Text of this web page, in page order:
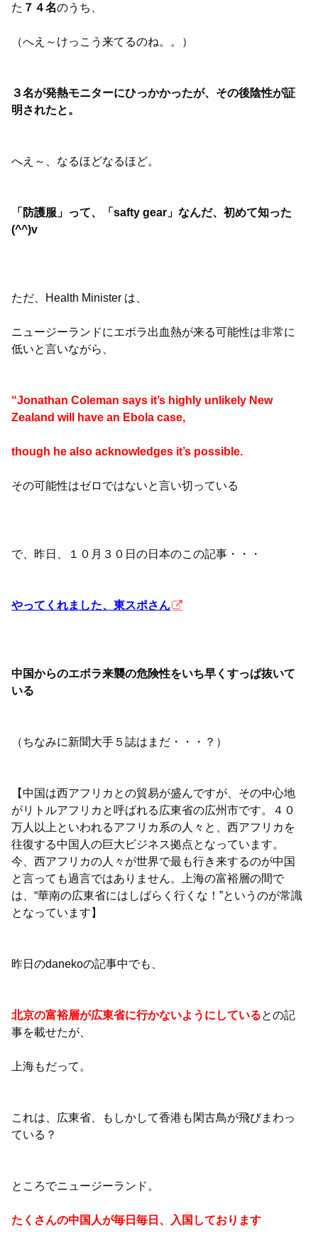
た ７４名のうち、
（へえ～けっこう来てるのね。。）
３名が発熱モニターにひっかかったが、その後陰性が証
明されたと。
へえ～、なるほどなるほど。
「防護服」って、「safty gear」なんだ、初めて知った
(^^)v
ただ、Health Minister は、
ニュージーランドにエボラ出血熱が来る可能性は非常に
低いと言いながら、
“Jonathan Coleman says it’s highly unlikely New
Zealand will have an Ebola case,
though he also acknowledges it’s possible.
その可能性はゼロではないと言い切っている
で、昨日、１０月３０日の日本のこの記事・・・
やってくれました、東スポさん
中国からのエボラ来襲の危険性をいち早くすっぱ抜いて
いる
（ちなみに新聞大手５誌はまだ・・・？）
【中国は西アフリカとの貿易が盛んですが、その中心地
がリトルアフリカと呼ばれる広東省の広州市です。４０
万人以上といわれるアフリカ系の人々と、西アフリカを
往復する中国人の巨大ビジネス拠点となっています。
今、西アフリカの人々が世界で最も行き来するのが中国
と言っても過言ではありません。上海の富裕層の間で
は、“華南の広東省にはしばらく行くな！”というのが常識
となっています】
昨日のdanekoの記事中でも、
北京の富裕層が広東省に行かないようにしているとの記
事を載せたが、
上海もだって。
これは、広東省、もしかして香港も閑古鳥が飛びまわっ
ている？
ところでニュージーランド。
たくさんの中国人が毎日毎日、入国しております